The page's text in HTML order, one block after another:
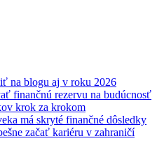
na blogu aj v roku 2026
finančnú rezervu na budúcnosť
krok za krokom
má skryté finančné dôsledky
začať kariéru v zahraničí